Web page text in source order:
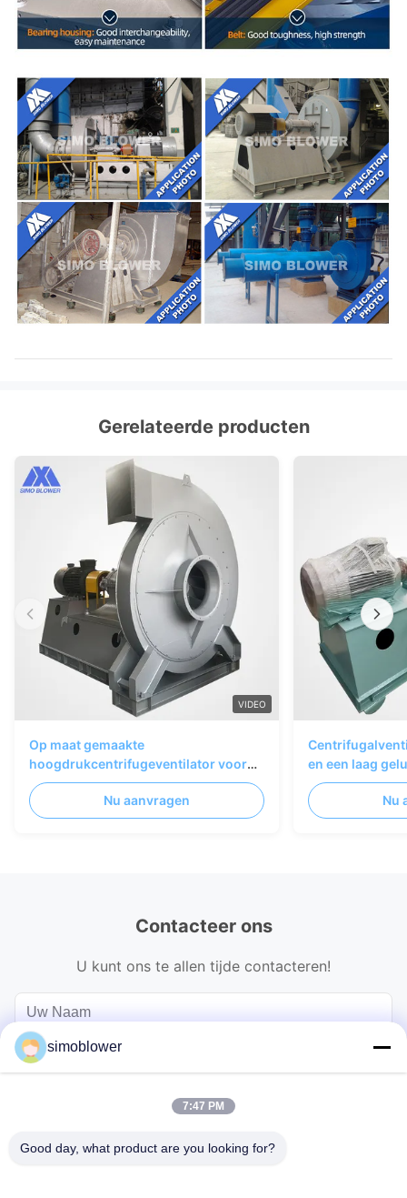
Gerelateerde producten
VIDEO
Op maat gemaakte
hoogdrukcentrifugeventilator voor
hoge temperatuurweerstand en
energiezuinig gastransport
Nu aanvragen
en een laag
industriële
vervoer vanNu
Contacteer ons
U kunt ons te allen tijde contacteren!
simoblower
7:47 PM
Good day, what product are you looking for?